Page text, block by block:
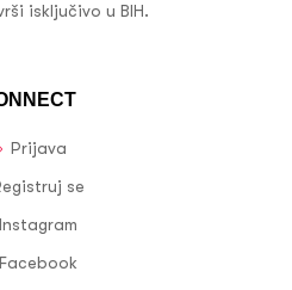
Prijava
se
Instagram
Facebook
isključivo u BIH.